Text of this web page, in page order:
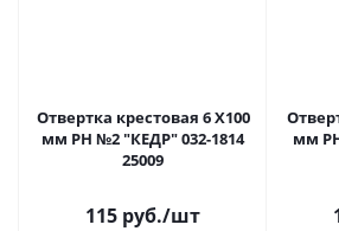
Отвертка крестовая 6 Х100
мм РН №2 "КЕДР" 032-1814
25009
115 руб./шт
мм РН №2 "Pobedit Profi"